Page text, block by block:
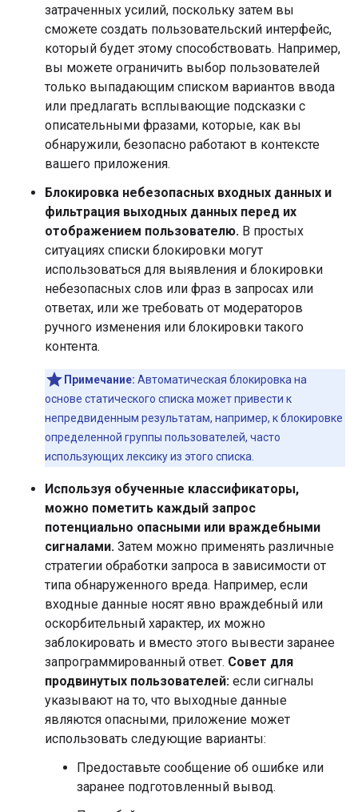
затраченных усилий, поскольку затем вы
сможете создать пользовательский интерфейс,
который будет этому способствовать. Например,
вы можете ограничить выбор пользователей
только выпадающим списком вариантов ввода
или предлагать всплывающие подсказки с
описательными фразами, которые, как вы
обнаружили, безопасно работают в контексте
вашего приложения.
Блокировка небезопасных входных данных и
фильтрация выходных данных перед их
отображением пользователю. В простых
ситуациях списки блокировки могут
использоваться для выявления и блокировки
небезопасных слов или фраз в запросах или
ответах, или же требовать от модераторов
ручного изменения или блокировки такого
контента.
Примечание: Автоматическая блокировка на
основе статического списка может привести к
непредвиденным результатам, например, к блокировке
определенной группы пользователей, часто
использующих лексику из этого списка.
Используя обученные классификаторы,
можно пометить каждый запрос
потенциально опасными или враждебными
сигналами. Затем можно применять различные
стратегии обработки запроса в зависимости от
типа обнаруженного вреда. Например, если
входные данные носят явно враждебный или
оскорбительный характер, их можно
заблокировать и вместо этого вывести заранее
запрограммированный ответ. Совет для
продвинутых пользователей: если сигналы
указывают на то, что выходные данные
являются опасными, приложение может
использовать следующие варианты:
Предоставьте сообщение об ошибке или
заранее подготовленный вывод.